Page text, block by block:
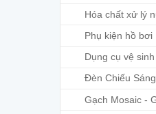
Hóa chất xử lý
Phụ kiện hồ bơi
Dụng cụ vệ
Đèn Chiếu
Gạch Mosaic -